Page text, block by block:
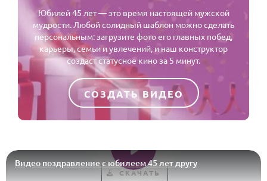
Юбилей 45 лет — это время настоящей мужской
мудрости. Любой солидный шаблон можно сделать
персональным: загрузите фото его главных побед,
карьеры, семьи и увлечений, и наш конструктор
создаст статусное кино за 5 минут.
СОЗДАТЬ ВИДЕО
Видео поздравление с юбилеем 45 лет другу
СКАЧАТЬ